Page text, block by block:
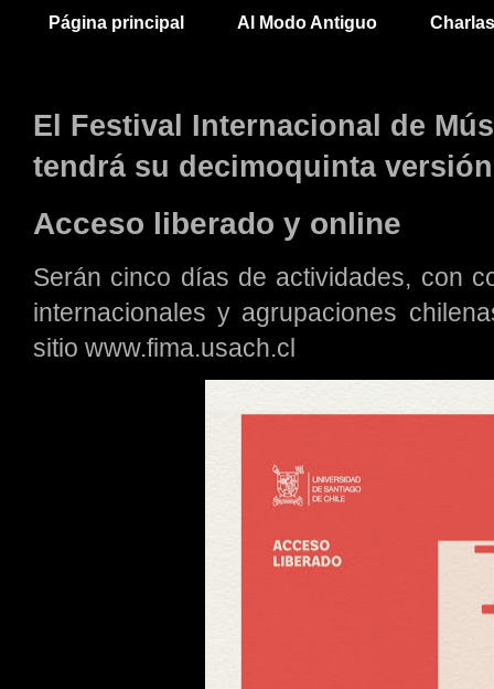
Página principal Al Modo Antiguo
El Festival Internacional de
tendrá su decimoquinta
Acceso liberado y online
Serán cinco días de actividades, con
internacionales y agrupaciones
sitio www.fima.usach.cl